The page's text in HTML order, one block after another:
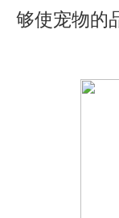
够使宠物的